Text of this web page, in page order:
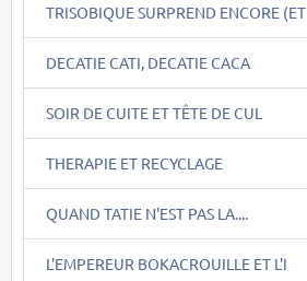
TRISOBIQUE SURPREND ENCORE (ET
DECATIE CATI, DECATIE CACA
SOIR DE CUITE ET TÊTE DE CUL
THERAPIE ET RECYCLAGE
QUAND TATIE N'EST PAS LA....
L'EMPEREUR BOKACROUILLE ET L'I